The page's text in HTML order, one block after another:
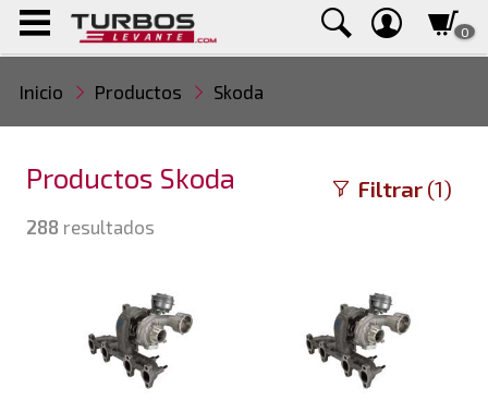
0
Inicio Productos Skoda
Productos Skoda Filtrar (1)
288 resultados